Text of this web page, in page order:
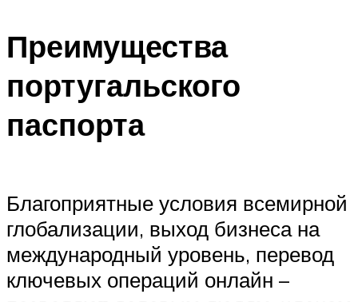
Преимущества
португальского
паспорта
Благоприятные условия всемирной
глобализации, выход бизнеса на
международный уровень, перевод
ключевых операций онлайн –